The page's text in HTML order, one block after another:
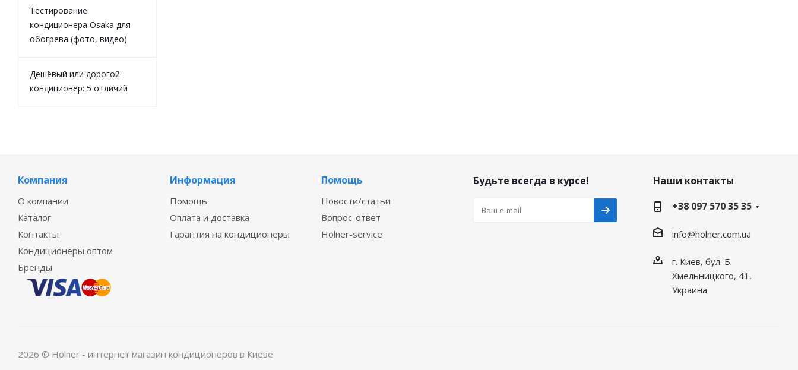
Тестирование
кондиционера Osaka для
обогрева (фото, видео)
Дешёвый или дорогой
кондиционер: 5 отличий
Компания
О компании
Каталог
Контакты
Кондиционеры оптом
Бренды
Информация
Помощь
Оплата и доставка
Гарантия на кондиционеры
Помощь
Новости/статьи
Вопрос-ответ
Holner-service
Будьте всегда в курсе!
Наши контакты
+38 097 570 35 35
info@holner.com.ua
г. Киев, бул. Б.
Хмельницкого, 41,
Украина
2026 © Holner - интернет магазин кондиционеров в Киеве